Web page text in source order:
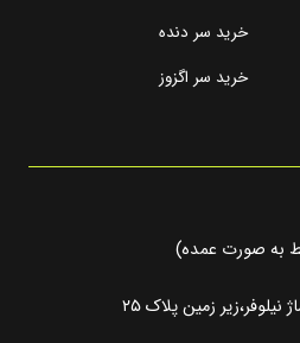
خرید سر دنده
خرید سر اگزوز
به صورت عمده)
زمین پلاک ۲۵